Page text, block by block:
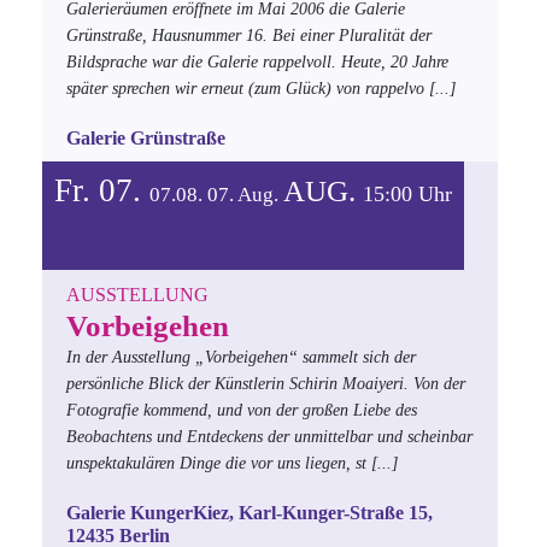
Galerieräumen eröffnete im Mai 2006 die Galerie
Grünstraße, Hausnummer 16. Bei einer Pluralität der
Bildsprache war die Galerie rappelvoll. Heute, 20 Jahre
später sprechen wir erneut (zum Glück) von rappelvo [...]
Galerie Grünstraße
Fr. 07. 07.08. 07. Aug. AUG. 15:00 Uhr
AUSSTELLUNG
Vorbeigehen
In der Ausstellung „Vorbeigehen“ sammelt sich der
persönliche Blick der Künstlerin Schirin Moaiyeri. Von der
Fotografie kommend, und von der großen Liebe des
Beobachtens und Entdeckens der unmittelbar und scheinbar
unspektakulären Dinge die vor uns liegen, st [...]
Galerie KungerKiez, Karl-Kunger-Straße 15,
12435 Berlin